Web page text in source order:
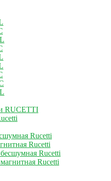
RUCETTI
Rucetti
Rucetti
Rucetti
Rucetti